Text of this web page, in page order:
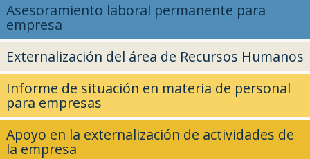
Asesoramiento laboral permanente para
empresa
Externalización del área de Recursos Humanos
Informe de situación en materia de personal
para empresas
Apoyo en la externalización de actividades de
la empresa